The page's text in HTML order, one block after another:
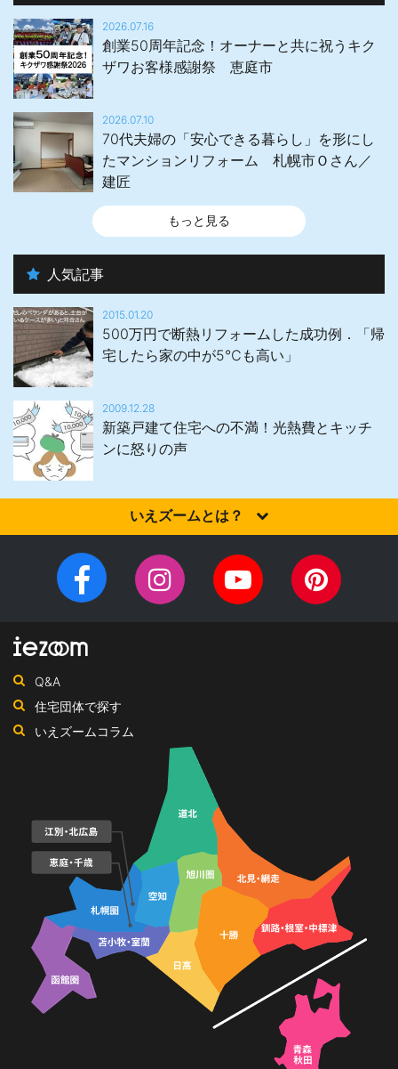
2026.07.16
創業50周年記念！オーナーと共に祝うキク
ザワお客様感謝祭 恵庭市
2026.07.10
70代夫婦の「安心できる暮らし」を形にし
たマンションリフォーム 札幌市Ｏさん／
建匠
もっと見る
人気記事
2015.01.20
500万円で断熱リフォームした成功例．「帰
宅したら家の中が5℃も高い」
2009.12.28
新築戸建て住宅への不満！光熱費とキッチ
ンに怒りの声
いえズームとは？
住宅会社を選びませんか？iezoom（いえズーム）は（株）北海道
住宅新聞社が、日頃の住宅業界への取材を元に、優れたハウスメ
ーカー・工務店を紹介するサイトです。
Facebook
ー
ジ
InstagramYouTube
チ
Q&A
住宅団体で探す
いえズームコラム